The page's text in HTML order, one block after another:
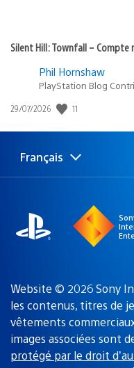
Silent Hill: Townfall – Compte
Phil Hornshaw
PlayStation Blog
Date
publication
29/07/2026 11
Choisir
Région
Français
Website © 2026 Sony
les contenus, titres de
vêtements
images associées sont
protégé par le droit